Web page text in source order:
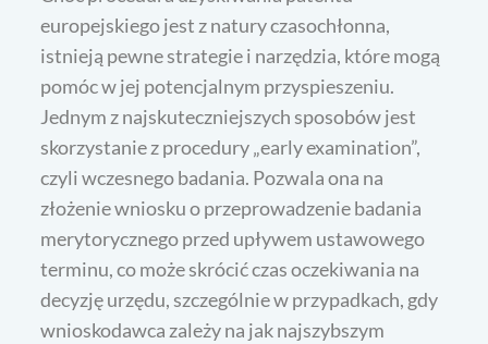
europejskiego jest z natury czasochłonna,
istnieją pewne strategie i narzędzia, które mogą
pomóc w jej potencjalnym przyspieszeniu.
Jednym z najskuteczniejszych sposobów jest
skorzystanie z procedury „early examination”,
czyli wczesnego badania. Pozwala ona na
złożenie wniosku o przeprowadzenie badania
merytorycznego przed upływem ustawowego
terminu, co może skrócić czas oczekiwania na
decyzję urzędu, szczególnie w przypadkach, gdy
wnioskodawca zależy na jak najszybszym